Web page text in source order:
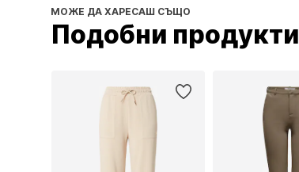
МОЖЕ ДА ХАРЕСАШ СЪЩО
Подобни продукти